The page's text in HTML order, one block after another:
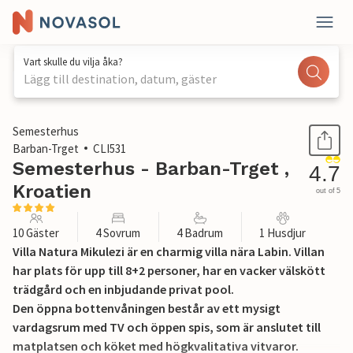
Vart skulle du vilja åka?
Lägg till destination, datum, gäster
1 / 25
Semesterhus
Barban-Trget
CLI531
Semesterhus - Barban-Trget ,
Kroatien
4.7
out of 5
10 Gäster 4 Sovrum 4 Badrum 1 Husdjur
Villa Natura Mikulezi är en charmig villa nära Labin. Villan
har plats för upp till 8+2 personer, har en vacker välskött
trädgård och en inbjudande privat pool.
Den öppna bottenvåningen består av ett mysigt
vardagsrum med TV och öppen spis, som är anslutet till
matplatsen och köket med högkvalitativa vitvaror.